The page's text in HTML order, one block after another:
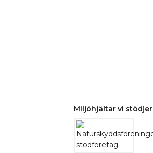
Miljöhjältar vi stödjer